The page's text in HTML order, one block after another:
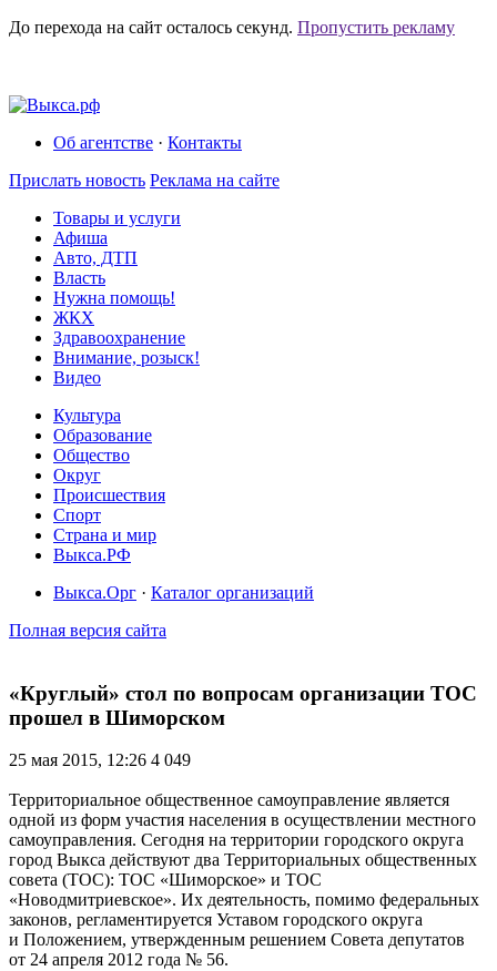
До перехода на сайт осталось секунд. Пропустить рекламу
Об агентстве · Контакты
Прислать новость Реклама на сайте
Товары и услуги
Афиша
Авто, ДТП
Власть
Нужна помощь!
ЖКХ
Здравоохранение
Внимание, розыск!
Видео
Культура
Образование
Общество
Округ
Происшествия
Спорт
Страна и мир
Выкса.РФ
Выкса.Орг · Каталог организаций
Полная версия сайта
«Круглый» стол по вопросам организации ТОС
прошел в Шиморском
25 мая 2015, 12:26 4 049
Территориальное общественное самоуправление является
одной из форм участия населения в осуществлении местного
самоуправления. Сегодня на территории городского округа
город Выкса действуют два Территориальных общественных
совета (ТОС): ТОС «Шиморское» и ТОС
«Новодмитриевское». Их деятельность, помимо федеральных
законов, регламентируется Уставом городского округа
и Положением, утвержденным решением Совета депутатов
от 24 апреля 2012 года № 56.